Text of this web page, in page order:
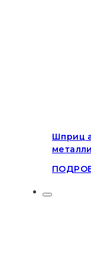
Шприц